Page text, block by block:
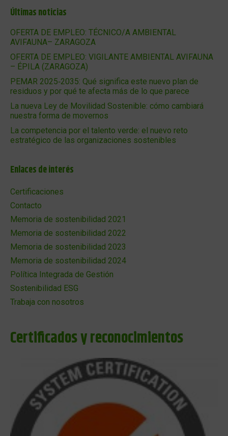
Últimas noticias
OFERTA DE EMPLEO: TÉCNICO/A AMBIENTAL
AVIFAUNA– ZARAGOZA
OFERTA DE EMPLEO: VIGILANTE AMBIENTAL AVIFAUNA
– ÉPILA (ZARAGOZA)
PEMAR 2025‑2035: Qué significa este nuevo plan de
residuos y por qué te afecta más de lo que parece
La nueva Ley de Movilidad Sostenible: cómo cambiará
nuestra forma de movernos
La competencia por el talento verde: el nuevo reto
estratégico de las organizaciones sostenibles
Enlaces de interés
Certificaciones
Contacto
Memoria de sostenibilidad 2021
Memoria de sostenibilidad 2022
Memoria de sostenibilidad 2023
Memoria de sostenibilidad 2024
Política Integrada de Gestión
Sostenibilidad ESG
Trabaja con nosotros
Certificados y reconocimientos